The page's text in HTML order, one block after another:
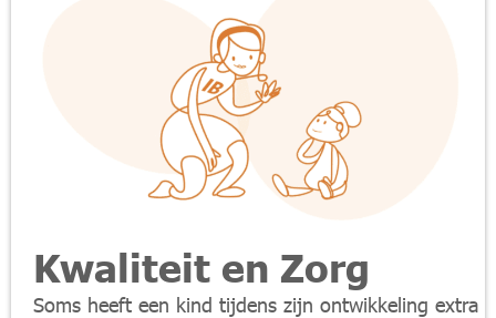
Kwaliteit en Zorg
Soms heeft een kind tijdens zijn ontwikkeling extra